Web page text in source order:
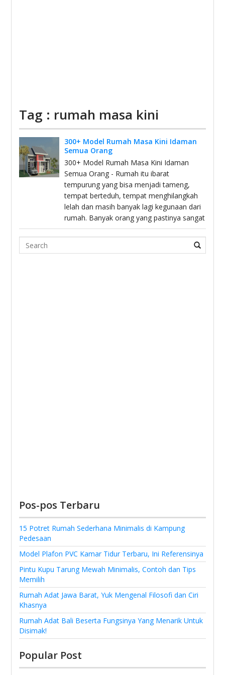
Tag : rumah masa kini
300+ Model Rumah Masa Kini Idaman
Semua Orang
300+ Model Rumah Masa Kini Idaman
Semua Orang - Rumah itu ibarat
tempurung yang bisa menjadi tameng,
tempat berteduh, tempat menghilangkah
lelah dan masih banyak lagi kegunaan dari
rumah. Banyak orang yang pastinya sangat
Search
Pos-pos Terbaru
15 Potret Rumah Sederhana Minimalis di Kampung
Pedesaan
Model Plafon PVC Kamar Tidur Terbaru, Ini Referensinya
Pintu Kupu Tarung Mewah Minimalis, Contoh dan Tips
Memilih
Rumah Adat Jawa Barat, Yuk Mengenal Filosofi dan Ciri
Khasnya
Rumah Adat Bali Beserta Fungsinya Yang Menarik Untuk
Disimak!
Popular Post